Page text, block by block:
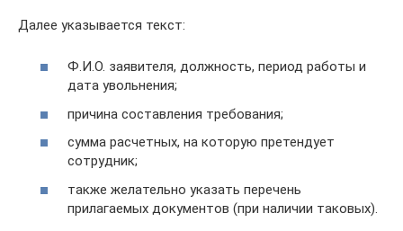
Далее указывается текст:
Ф.И.О. заявителя, должность, период работы и
дата увольнения;
причина составления требования;
сумма расчетных, на которую претендует
сотрудник;
также желательно указать перечень
прилагаемых документов (при наличии таковых).